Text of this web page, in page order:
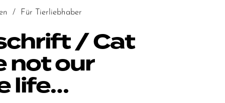
/ Für Tierliebhaber
/ Cat
not our
life…